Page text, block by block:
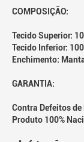
COMPOSIÇÃO:
Tecido Superior:
Tecido Inferior:
Enchimento:
GARANTIA:
Contra Defeitos
Produto 100%